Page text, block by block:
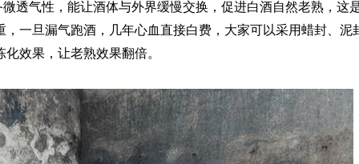
透气性，能让酒体与外界缓慢交换，促进白酒自然老熟，这
一旦漏气跑酒，几年心血直接白费，大家可以采用蜡封、泥
效果，让老熟效果翻倍。